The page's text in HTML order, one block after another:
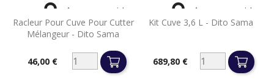
Racleur Pour Cuve Pour Cutter
Mélangeur - Dito Sama
Prix46,00 €
 Aperçu rapide
Kit Cuve 3,6 L - Dito Sama
Prix689,80 €
 Aperçu rapide